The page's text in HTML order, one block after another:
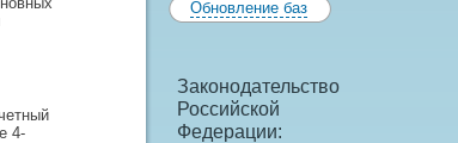
Обновление баз
Законодательство
Российской
Федерации:
4-